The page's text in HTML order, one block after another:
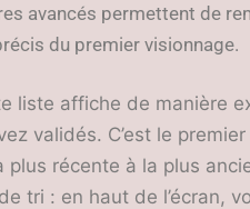
avancés permettent de
du premier visionnage.
liste affiche de manière
validés. C’est le
récente à la plus
tri : en haut de l’écran,